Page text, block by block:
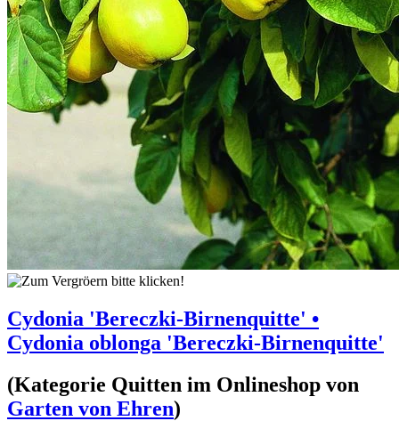
Cydonia 'Bereczki-Birnenquitte' •
Cydonia oblonga 'Bereczki-Birnenquitte'
(Kategorie Quitten im Onlineshop von
Garten von Ehren)